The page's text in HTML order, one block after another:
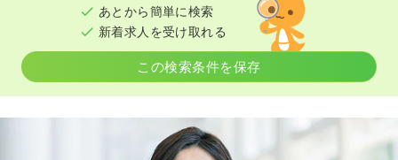
日祝休み
担当業務未経験可
ブランク可
月給35万円以上可
気になる 詳細を見る
あとから簡単に検索
新着求人を受け取れる
この検索条件を保存